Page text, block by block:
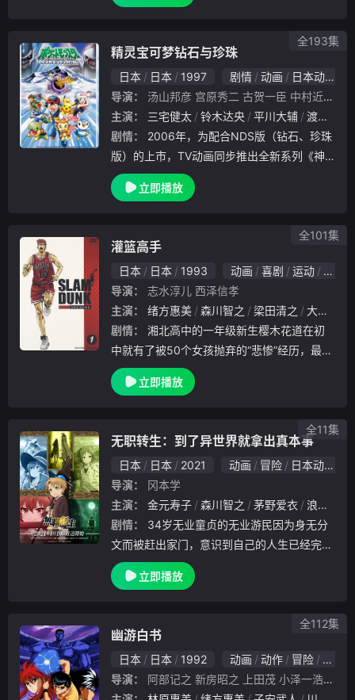
精灵宝可梦钻石与珍珠
日本 日本 1997 剧情 动画
日本动漫
导演：
汤山邦彦 宫原秀二 古贺一臣 中村近世
主演：
三宅健太 铃木达央 平川大辅
渡边明乃
剧情：
版）的上市，TV动画同步推出全新系列《神
奇宝贝钻石&amp;amp;珍珠》（Pokémon Di
amond &amp;amp; Pearl，简称DP）。对战
立即播放
全193集
灌篮高手
日本 日本 1993 动画 喜剧 运动
日本
导演：
志水淳儿 西泽信孝
主演：
绪方惠美 森川智之 梁田清之
大塚芳忠
剧情：
中就有了被50个女孩抛弃的“悲惨”经历，最后
一个女孩抛弃他原来是看上了篮球部队小田，
由此樱木对篮球更是深恶痛绝。进入高中后，
立即播放
全101集
无职转生：到了异世界就拿出真本事
日本 日本 2021 动画 冒险
日本动漫
导演：
冈本学
主演：
金元寿子 森川智之 茅野爱衣
浪川大辅
剧情：
文而被赶出家门，意识到自己的人生已经完全
被逼入绝境。正当他后悔自己的时候，被卡车
轧了，他就死了。然后醒来的地方是——竟然
立即播放
全11集
幽游白书
日本 日本 1992 动画 动作 冒险 喜剧
导演：
阿部记之 新房昭之 上田茂 小泽一浩 小柴
全112集